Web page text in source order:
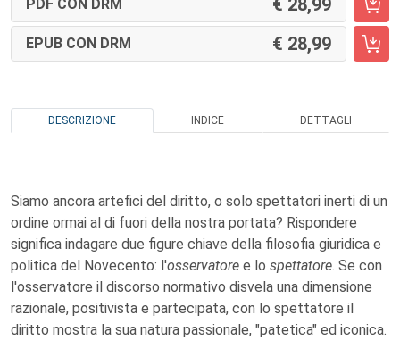
PDF CON DRM 28,99
EPUB CON DRM 28,99
DESCRIZIONE INDICE DETTAGLI
Siamo ancora artefici del diritto, o solo spettatori inerti di un
ordine ormai al di fuori della nostra portata? Rispondere
significa indagare due figure chiave della filosofia giuridica e
politica del Novecento: l'osservatore e lo spettatore. Se con
l'osservatore il discorso normativo disvela una dimensione
razionale, positivista e partecipata, con lo spettatore il
diritto mostra la sua natura passionale, "patetica" ed iconica.